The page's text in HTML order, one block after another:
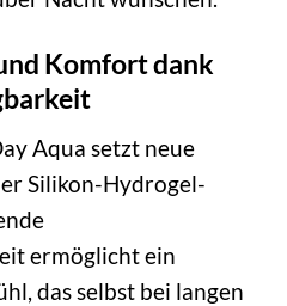
Komfort dank
Aqua setzt neue
Silikon-Hydrogel-
ermöglicht ein
das selbst bei langen